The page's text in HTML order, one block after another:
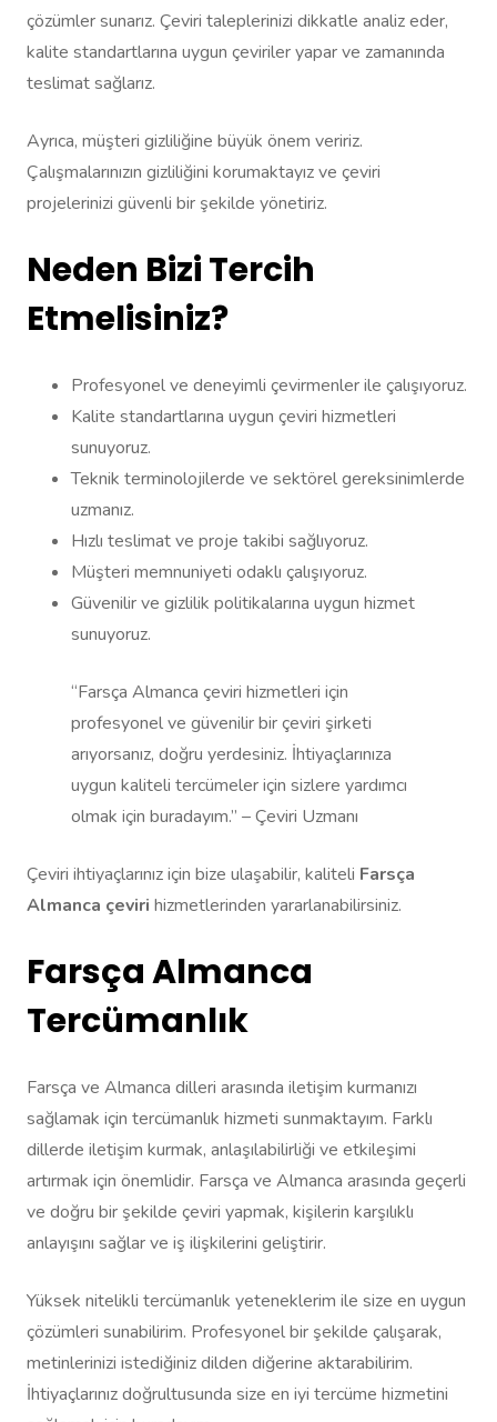
çözümler sunarız. Çeviri taleplerinizi dikkatle analiz eder,
kalite standartlarına uygun çeviriler yapar ve zamanında
teslimat sağlarız.
Ayrıca, müşteri gizliliğine büyük önem veririz.
Çalışmalarınızın gizliliğini korumaktayız ve çeviri
projelerinizi güvenli bir şekilde yönetiriz.
Neden Bizi Tercih
Etmelisiniz?
Profesyonel ve deneyimli çevirmenler ile çalışıyoruz.
Kalite standartlarına uygun çeviri hizmetleri
sunuyoruz.
Teknik terminolojilerde ve sektörel gereksinimlerde
uzmanız.
Hızlı teslimat ve proje takibi sağlıyoruz.
Müşteri memnuniyeti odaklı çalışıyoruz.
Güvenilir ve gizlilik politikalarına uygun hizmet
sunuyoruz.
“Farsça Almanca çeviri hizmetleri için
profesyonel ve güvenilir bir çeviri şirketi
arıyorsanız, doğru yerdesiniz. İhtiyaçlarınıza
uygun kaliteli tercümeler için sizlere yardımcı
olmak için buradayım.” – Çeviri Uzmanı
Çeviri ihtiyaçlarınız için bize ulaşabilir, kaliteli Farsça
Almanca çeviri hizmetlerinden yararlanabilirsiniz.
Farsça Almanca
Tercümanlık
Farsça ve Almanca dilleri arasında iletişim kurmanızı
sağlamak için tercümanlık hizmeti sunmaktayım. Farklı
dillerde iletişim kurmak, anlaşılabilirliği ve etkileşimi
artırmak için önemlidir. Farsça ve Almanca arasında geçerli
ve doğru bir şekilde çeviri yapmak, kişilerin karşılıklı
anlayışını sağlar ve iş ilişkilerini geliştirir.
Yüksek nitelikli tercümanlık yeteneklerim ile size en uygun
çözümleri sunabilirim. Profesyonel bir şekilde çalışarak,
metinlerinizi istediğiniz dilden diğerine aktarabilirim.
İhtiyaçlarınız doğrultusunda size en iyi tercüme hizmetini